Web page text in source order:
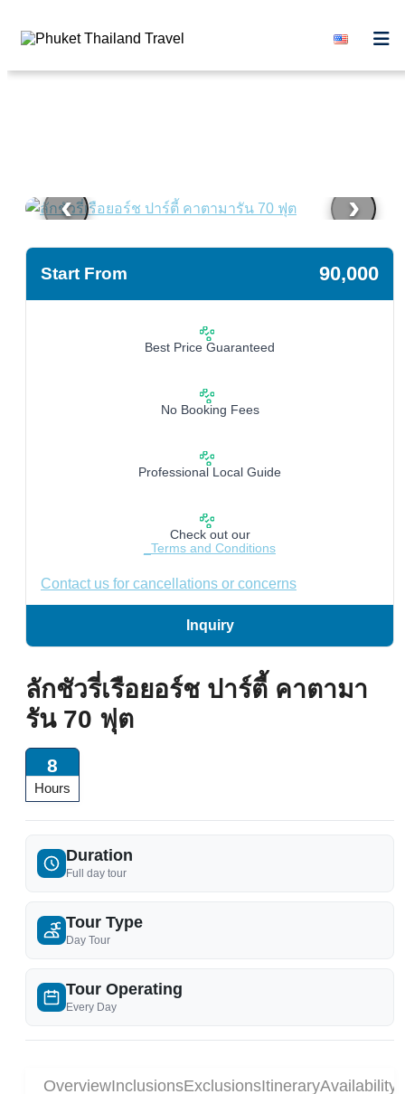
‹ ›
ลักชัวรี่เรือยอร์ช ปาร์ตี้ คาตามา
รัน 70 ฟุต
8
Hours
Duration
Full day tour
Tour Type
Day Tour
Tour Operating
Every Day
OverviewInclusionsExclusionsItineraryAvailability
Start From 90,000
Best Price Guaranteed
No Booking Fees
Professional Local Guide
Check out our
_Terms and Conditions
Contact us for cancellations or concerns
Inquiry